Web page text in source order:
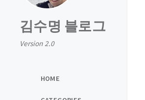
김수명 블로그
Version 2.0
HOME